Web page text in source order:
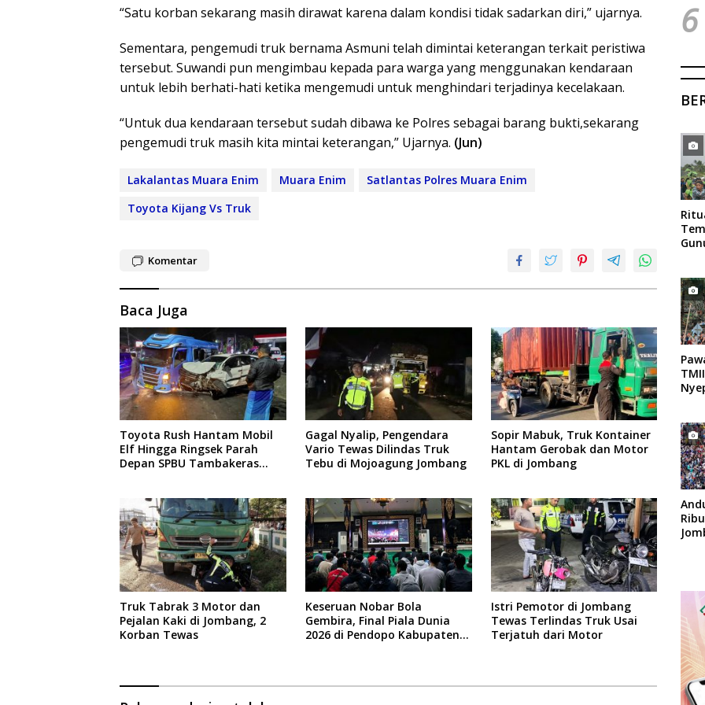
“Satu korban sekarang masih dirawat karena dalam kondisi tidak sadarkan diri,” ujarnya.
Sementara, pengemudi truk bernama Asmuni telah dimintai keterangan terkait peristiwa
tersebut. Suwandi pun mengimbau kepada para warga yang menggunakan kendaraan
untuk lebih berhati-hati ketika mengemudi untuk menghindari terjadinya kecelakaan.
“Untuk dua kendaraan tersebut sudah dibawa ke Polres sebagai barang bukti,sekarang
pengemudi truk masih kita mintai keterangan,” Ujarnya. (Jun)
Lakalantas Muara Enim Muara Enim
Satlantas Polres Muara Enim
Toyota Kijang Vs Truk
Komentar
Baca Juga
Toyota Rush Hantam Mobil
Elf Hingga Ringsek Parah
Depan SPBU Tambakeras
Gagal Nyalip, Pengendara
Vario Tewas Dilindas Truk
Tebu di Mojoagung Jombang
Sopir Mabuk, Truk Kontainer
Hantam Gerobak dan Motor
PKL di Jombang
Truk Tabrak 3 Motor dan
Pejalan Kaki di Jombang, 2
Korban Tewas
Keseruan Nobar Bola
Gembira, Final Piala Dunia
2026 di Pendopo Kabupaten
Istri Pemotor di Jombang
Tewas Terlindas Truk Usai
Terjatuh dari Motor
6